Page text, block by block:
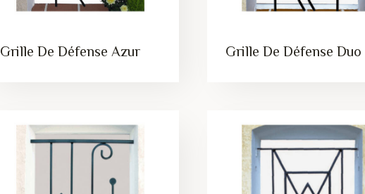
Grille De Défense Azur Grille De Défense Duo